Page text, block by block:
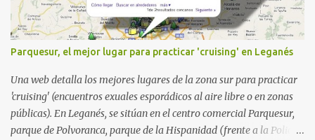
Parquesur, el mejor lugar para practicar 'cruising' en Leganés
Una web detalla los mejores lugares de la zona sur para practicar
'cruising' (encuentros exuales esporádicos al aire libre o en zonas
públicas). En Leganés, se sitúan en el centro comercial Parquesur,
parque de Polvoranca, parque de la Hispanidad (frente a la Policía